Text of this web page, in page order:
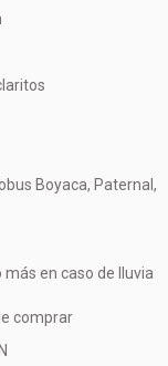
Boyaca, Paternal,
más en caso de lluvia
comprar